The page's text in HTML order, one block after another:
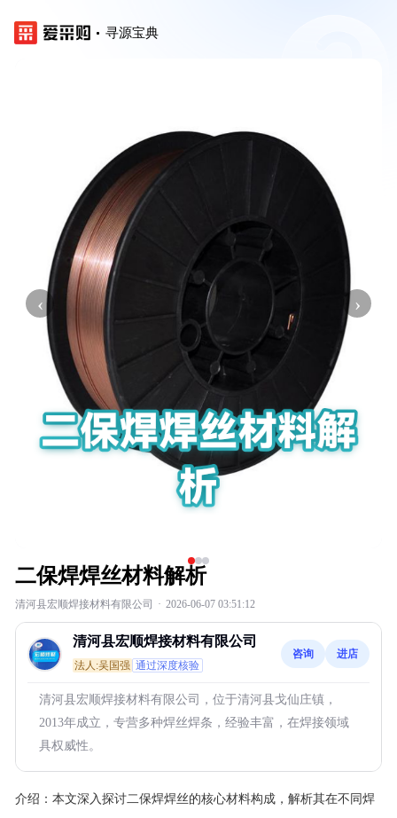
寻源宝典
‹ ›
二保焊焊丝材料解析
清河县宏顺焊接材料有限公司 · 2026-06-07 03:51:12
清河县宏顺焊接材料有限公司
法人:吴国强 通过深度核验
咨询 进店
清河县宏顺焊接材料有限公司，位于清河县戈仙庄镇，
2013年成立，专营多种焊丝焊条，经验丰富，在焊接领域
具权威性。
介绍： 本文深入探讨二保焊焊丝的核心材料构成，解析其在不同焊